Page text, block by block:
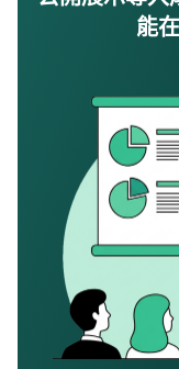
能